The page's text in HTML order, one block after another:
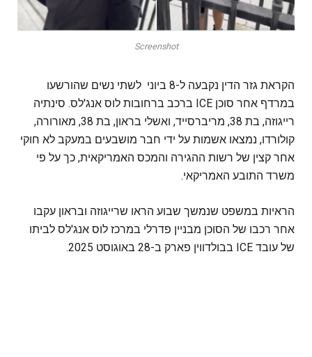
Screenshot
הקראת גזר הדין נקבעה ל-8 ביוני לשתי נשים שהורשעו
במרדף אחר סוכן ICE ברכב ברחובות לוס אנג'לס. סינתיה
רייגוזה, בת 38, מריברסייד, ואשלי בראון, בת 38, מאורורה,
קולורדו, נמצאו אשמות על ידי חבר מושבעים במעקב לא חוקי
אחר קצין של רשות ההגירה והמכס האמריקאית, כך על פי
משרד התובע האמריקאי.
הראיות במשפט שנמשך שבוע הראו שרייגוזה ובראון עקבו
אחר רכבו של הסוכן מבניין פדרלי במרכז לוס אנג'לס לביתו
של עובד ICE בבולדווין פארק ב-28 באוגוסט 2025.